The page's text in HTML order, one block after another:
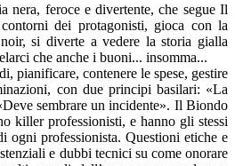
nera, feroce e divertente, che segue Il
dei protagonisti, gioca con la
si diverte a vedere la storia gialla
che anche i buoni... insomma...
pianificare, contenere le spese, gestire
con due principi basilari: «La
sembrare un incidente». Il Biondo
killer professionisti, e hanno gli stessi
ogni professionista. Questioni etiche e
e dubbi tecnici su come onorare